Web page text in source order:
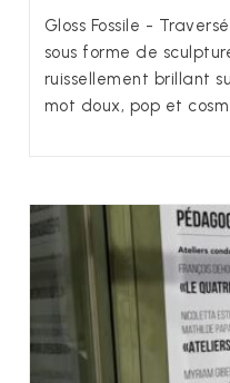
Gloss Fossile -
sous forme de
ruissellement brillant
mot doux, pop et